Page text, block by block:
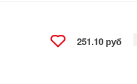
251.10 руб